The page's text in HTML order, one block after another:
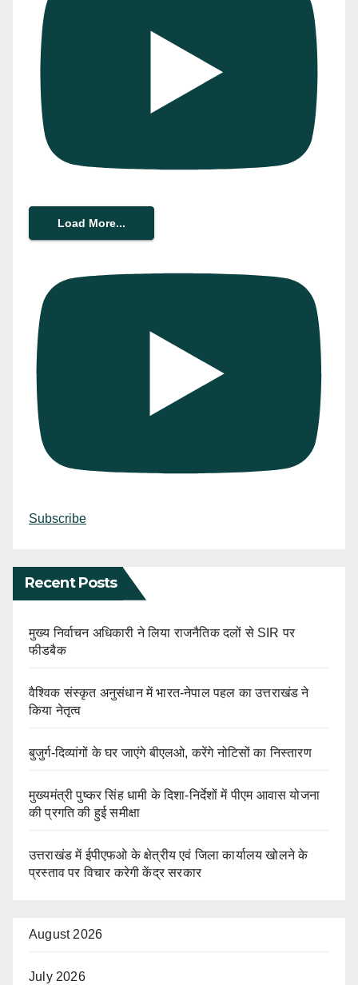
Load More...
Subscribe
Recent Posts
मुख्य निर्वाचन अधिकारी ने लिया राजनैतिक दलों से SIR पर
फीडबैक
वैश्विक संस्कृत अनुसंधान में भारत-नेपाल पहल का उत्तराखंड ने
किया नेतृत्व
बुजुर्ग-दिव्यांगों के घर जाएंगे बीएलओ, करेंगे नोटिसों का निस्तारण
मुख्यमंत्री पुष्कर सिंह धामी के दिशा-निर्देशों में पीएम आवास योजना
की प्रगति की हुई समीक्षा
उत्तराखंड में ईपीएफओ के क्षेत्रीय एवं जिला कार्यालय खोलने के
प्रस्ताव पर विचार करेगी केंद्र सरकार
August 2026
July 2026